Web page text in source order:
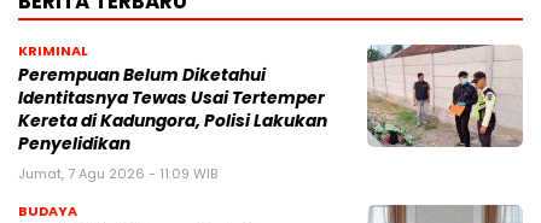
KRIMINAL
Perempuan Belum Diketahui
Identitasnya Tewas Usai Tertemper
Kereta di Kadungora, Polisi Lakukan
Penyelidikan
Jumat, 7 Agu 2026 - 11:09 WIB
BUDAYA